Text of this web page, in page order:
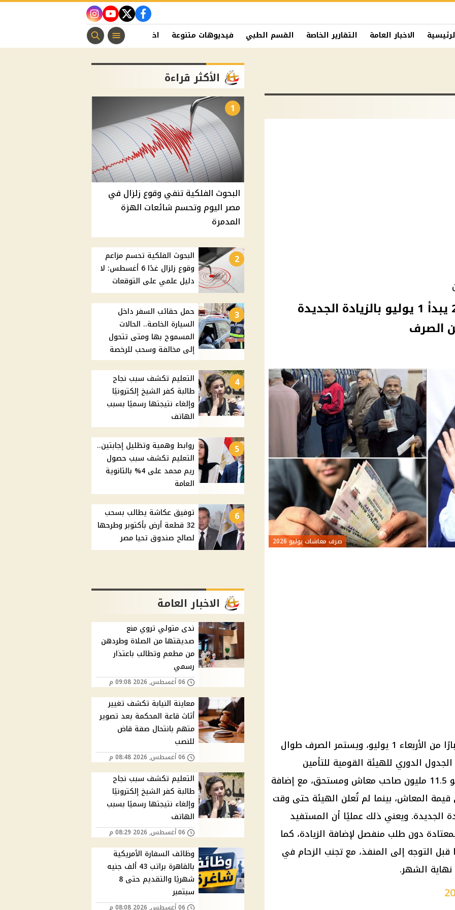
facebook
twitter
youtube
instagram
الاخبار العامة التقارير الخاصة القسم الطبي فيديوهات متنوعة اخبار الفن منوعات مسيحية
صرف معاشات يوليو 2026 يبدأ 1 يوليو بالزيادة الجديدة
الصرف
صرف معاشات يوليو 2026
يبدأ صرف معاشات يوليو 2026 اعتبارًا من الأربعاء 1 يوليو، ويستمر الصرف طوال
الدوري للهيئة القومية للتأمين
الاجتماعي. ويستفيد من الصرف نحو 11.5 مليون صاحب معاش ومستحق، مع إضافة
قيمة المعاش، بينما لم تُعلن الهيئة حتى وقت
الجديدة. ويعني ذلك عمليًا أن المستفيد
دون طلب منفصل لإضافة الزيادة، كما
قبل التوجه إلى المنفذ، مع تجنب الزحام في
نهاية الشهر.
الأكثر قراءة
1
البحوث الفلكية تنفي وقوع زلزال في
مصر اليوم وتحسم شائعات الهزة
المدمرة
2
البحوث الفلكية تحسم مزاعم
وقوع زلزال غدًا 6 أغسطس: لا
دليل علمي على التوقعات
3
حمل حقائب السفر داخل
السيارة الخاصة.. الحالات
المسموح بها ومتى تتحول
إلى مخالفة وسحب للرخصة
4
التعليم تكشف سبب نجاح
طالبة كفر الشيخ إلكترونيًا
وإلغاء نتيجتها رسميًا بسبب
الهاتف
5
روابط وهمية وتظليل إجابتين..
التعليم تكشف سبب حصول
ريم محمد على 4% بالثانوية
العامة
6
توفيق عكاشة يطالب بسحب
32 قطعة أرض بأكتوبر وطرحها
لصالح صندوق تحيا مصر
الاخبار العامة
ندى متولي تروي منع
صديقتها من الصلاة وطردهن
من مطعم وتطالب باعتذار
رسمي
06 أغسطس, 2026 09:08 م
معاينة النيابة تكشف تغيير
أثاث قاعة المحكمة بعد تصوير
متهم بانتحال صفة قاض
للنصب
06 أغسطس, 2026 08:48 م
التعليم تكشف سبب نجاح
طالبة كفر الشيخ إلكترونيًا
وإلغاء نتيجتها رسميًا بسبب
الهاتف
06 أغسطس, 2026 08:29 م
وظائف السفارة الأمريكية
بالقاهرة براتب 43 ألف جنيه
شهريًا والتقديم حتى 8
سبتمبر
06 أغسطس, 2026 08:08 م